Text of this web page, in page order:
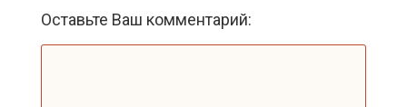
Оставьте Ваш комментарий: